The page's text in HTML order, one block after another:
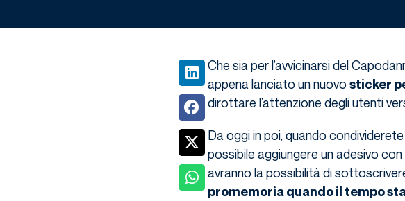
Che sia per l’avvicinarsi del
appena lanciato un nuovo sticker
dirottare l’attenzione degli utenti
Da oggi in poi, quando
possibile aggiungere un adesivo
avranno la possibilità di
promemoria quando il tempo